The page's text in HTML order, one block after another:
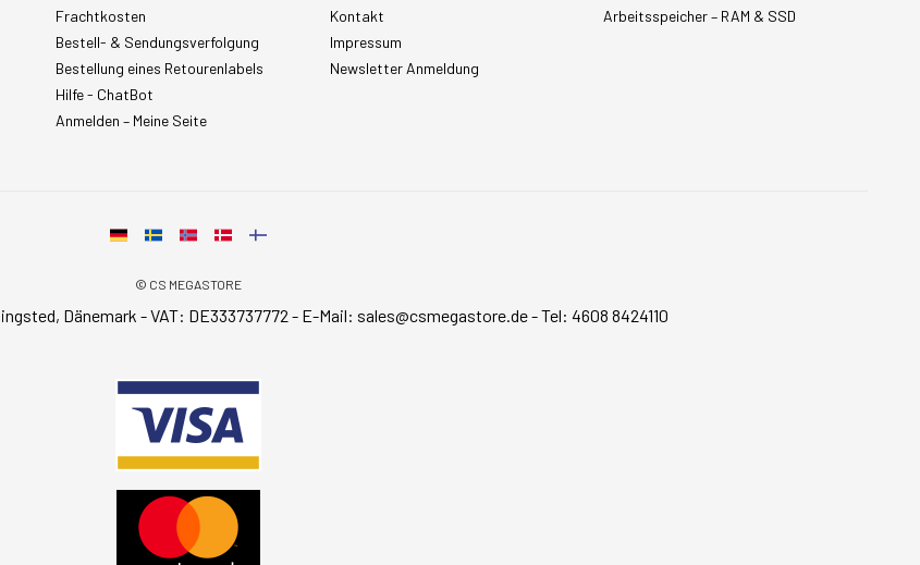
Frachtkosten
Bestell- & Sendungsverfolgung
Bestellung eines Retourenlabels
Hilfe - ChatBot
Anmelden – Meine Seite
Kontakt
Impressum
Newsletter Anmeldung
Arbeitsspeicher – RAM & SSD
© CS MEGASTORE
Dänemark - VAT: DE333737772 - E-Mail: sales@csmegastore.de-Tel: 4608 8424110